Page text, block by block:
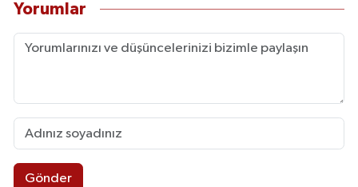
Yorumlar
Gönder